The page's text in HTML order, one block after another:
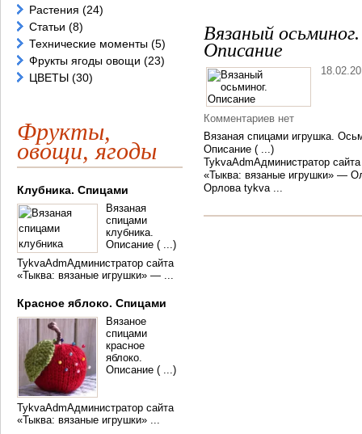
Вязаный осьминог.
Описание
Комментариев нет
Вязаная спицами игрушка.
Описание ( ...)
TykvaAdmАдминистратор сайта
«Тыква: вязаные игрушки» —
Орлова tykva ...
Растения (24)
Статьи (8)
Технические моменты (5)
Фрукты ягоды овощи (23)
ЦВЕТЫ (30)
Фрукты,
овощи, ягоды
Клубника. Спицами
Вязаная
спицами
клубника.
Описание ( ...)
TykvaAdmАдминистратор сайта
«Тыква: вязаные игрушки» — ...
Красное яблоко. Спицами
Вязаное
спицами
красное
яблоко.
Описание ( ...)
TykvaAdmАдминистратор сайта
«Тыква: вязаные игрушки» ...